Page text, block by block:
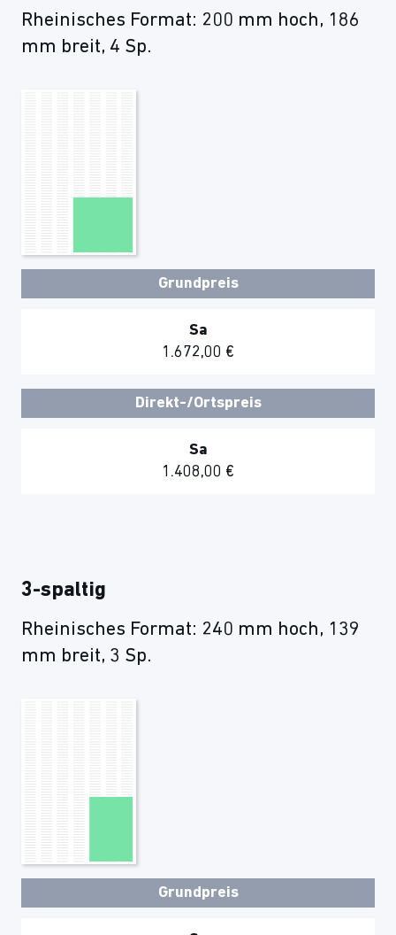
Rheinisches Format: 200 mm hoch, 186
mm breit, 4 Sp.
Grundpreis
Sa
1.672,00 €
Direkt-/Ortspreis
Sa
1.408,00 €
3-spaltig
Rheinisches Format: 240 mm hoch, 139
mm breit, 3 Sp.
Grundpreis